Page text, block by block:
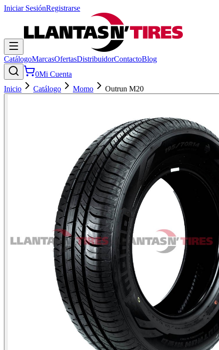
Iniciar SesiónRegistrarse
CatálogoMarcasOfertasDistribuidorContactoBlog
0Mi Cuenta
Inicio
Catálogo Momo Outrun M20